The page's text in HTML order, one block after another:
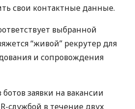
свои контактные данные.
выбранной
“живой” рекрутер для
и сопровождения
заявки на вакансии
службой в течение двух